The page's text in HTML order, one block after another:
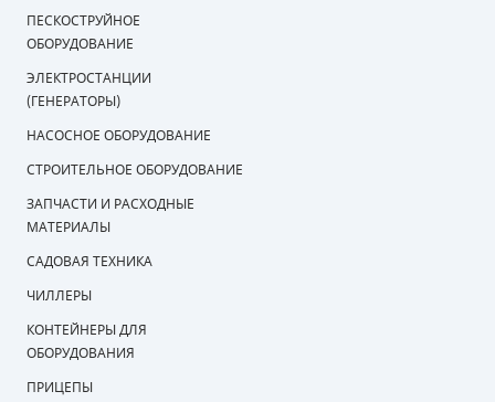
ПЕСКОСТРУЙНОЕ
ОБОРУДОВАНИЕ
ЭЛЕКТРОСТАНЦИИ
(ГЕНЕРАТОРЫ)
НАСОСНОЕ ОБОРУДОВАНИЕ
СТРОИТЕЛЬНОЕ ОБОРУДОВАНИЕ
ЗАПЧАСТИ И РАСХОДНЫЕ
МАТЕРИАЛЫ
САДОВАЯ ТЕХНИКА
ЧИЛЛЕРЫ
КОНТЕЙНЕРЫ ДЛЯ
ОБОРУДОВАНИЯ
ПРИЦЕПЫ
ДЛЯ АДСОРБЦИОННЫХ ОСУШИТЕЛЕЙ
БЕНЗИНОВЫЕ ДВИГАТЕЛИ
ДЕТАЛИ ДВС
ФИЛЬТРЫ ТОПЛИВНЫЕ
МОТОРНОЕ МАСЛО
РАДИАТОРЫ